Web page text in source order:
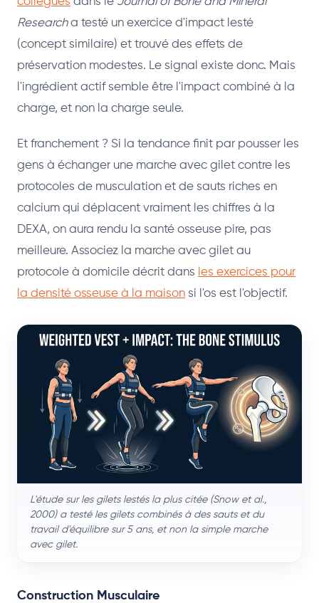
Researcha testé un exercice d'impact lesté
(concept similaire) et trouvé des effets de
préservation modestes. Le signal existe donc. Mais
l'ingrédient actif semble être l'impact combiné à la
charge, et non la charge seule.
Et franchement ? Si la tendance finit par pousser les
gens à échanger une marche avec gilet contre les
protocoles de musculation et de sauts riches en
calcium qui déplacent vraiment les chiffres à la
DEXA, on aura rendu la santé osseuse pire, pas
meilleure. Associez la marche avec gilet au
protocole à domicile décrit dans les exercices pour
la densité osseuse à la maison si l'os est l'objectif.
L'étude sur les gilets lestés la plus citée (Snow et al.,
2000) a testé les gilets combinésà des sauts et du
travail d'équilibre sur 5 ans, et non la simple marche
avec gilet.
Construction Musculaire